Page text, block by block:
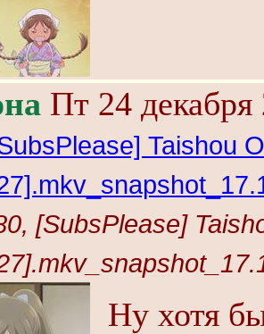
Пт 24
Taishou
[SubsPlease]
Ну хотя